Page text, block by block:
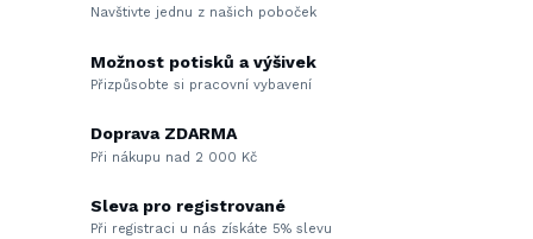
Navštivte jednu z našich poboček
Možnost potisků a výšivek
Přizpůsobte si pracovní vybavení
Doprava ZDARMA
Při nákupu nad 2 000 Kč
Sleva pro registrované
Při registraci u nás získáte 5% slevu